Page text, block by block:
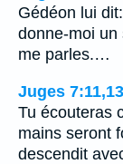
Gédéon lui
donne-moi un
me parles.…
Juges
Tu écouteras
mains seront
descendit